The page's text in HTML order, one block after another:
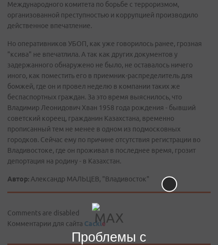
Международного комитета по борьбе с терроризмом,
организованной преступностью и коррупцией производило
действенное впечатление.
Но оперативников УБОП, как уже говорилось ранее, грозная
"ксива" не впечатлила. А так как других документов у
задержанного обнаружено не было, не оставалось ничего
иного, как поместить его в приемник-распределитель для
бомжей, где он и провел неделю в компании таких же
беспаспортных граждан. За это время выяснилось, что
Владимир Леонидович Хван 1958 года рождения - бывший
советский кореец, гражданин Казахстана, временно
прописанный тем не менее в одном из подмосковных
городков. Сейчас ему по причине отсутствия регистрации во
Владивостоке, где он проживал в последнее время, грозит
депортация на родину - в Казахстан.
Автор: Александр МАЛЬЦЕВ, "Владивосток"
Comments are disabled
Комментарии для сайта Cackle
Проблемы с